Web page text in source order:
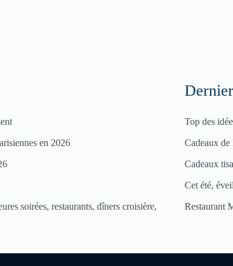
en 2026
soirées, restaurants, dîners croisière,
Top des
Cadeaux de
Cadeaux
Cet été,
Restaurant